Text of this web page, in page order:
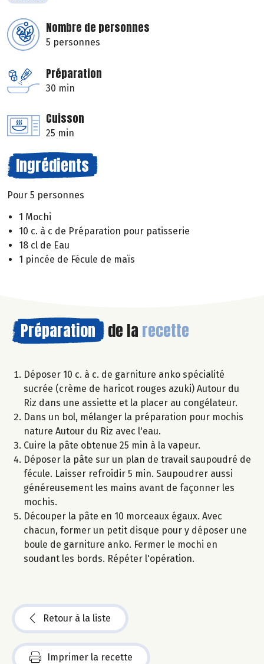
Nombre de personnes
5 personnes
Préparation
30 min
Cuisson
25 min
Ingrédients
Pour 5 personnes
1 Mochi
10 c. à c de Préparation pour patisserie
18 cl de Eau
1 pincée de Fécule de maïs
Préparation de la recette
Déposer 10 c. à c. de garniture anko spécialité
sucrée (crème de haricot rouges azuki) Autour du
Riz dans une assiette et la placer au congélateur.
Dans un bol, mélanger la préparation pour mochis
nature Autour du Riz avec l'eau.
Cuire la pâte obtenue 25 min à la vapeur.
Déposer la pâte sur un plan de travail saupoudré de
fécule. Laisser refroidir 5 min. Saupoudrer aussi
généreusement les mains avant de façonner les
mochis.
Découper la pâte en 10 morceaux égaux. Avec
chacun, former un petit disque pour y déposer une
boule de garniture anko. Fermer le mochi en
soudant les bords. Répéter l'opération.
Retour à la liste
Imprimer la recette